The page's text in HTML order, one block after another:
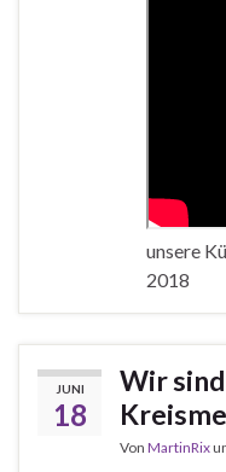
unsere
2018
JUNI
18
Wir
Von MartinRix